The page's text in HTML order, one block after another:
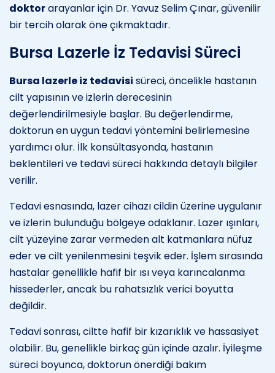
doktorarayanlar için Dr. Yavuz Selim Çınar, güvenilir
bir tercih olarak öne çıkmaktadır.
Bursa Lazerle İz Tedavisi Süreci
Bursa lazerle iz tedavisi süreci, öncelikle hastanın
cilt yapısının ve izlerin derecesinin
değerlendirilmesiyle başlar. Bu değerlendirme,
doktorun en uygun tedavi yöntemini belirlemesine
yardımcı olur. İlk konsültasyonda, hastanın
beklentileri ve tedavi süreci hakkında detaylı bilgiler
verilir.
Tedavi esnasında, lazer cihazı cildin üzerine uygulanır
ve izlerin bulunduğu bölgeye odaklanır. Lazer ışınları,
cilt yüzeyine zarar vermeden alt katmanlara nüfuz
eder ve cilt yenilenmesini teşvik eder. İşlem sırasında
hastalar genellikle hafif bir ısı veya karıncalanma
hissederler, ancak bu rahatsızlık verici boyutta
değildir.
Tedavi sonrası, ciltte hafif bir kızarıklık ve hassasiyet
olabilir. Bu, genellikle birkaç gün içinde azalır. İyileşme
süreci boyunca, doktorun önerdiği bakım